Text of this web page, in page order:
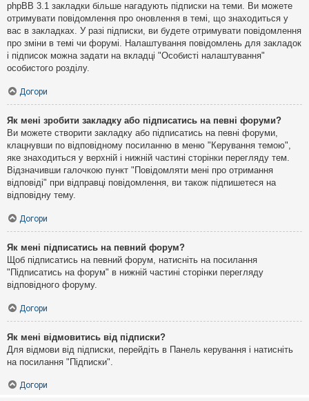
phpBB 3.1 закладки більше нагадують підписки на теми. Ви можете
отримувати повідомлення про оновлення в темі, що знаходиться у
вас в закладках. У разі підписки, ви будете отримувати повідомлення
про зміни в темі чи форумі. Налаштування повідомлень для закладок
і підписок можна задати на вкладці "Особисті налаштування"
особистого розділу.
Догори
Як мені зробити закладку або підписатись на певні форуми?
Ви можете створити закладку або підписатись на певні форуми,
клацнувши по відповідному посиланню в меню "Керування темою",
яке знаходиться у верхній і нижній частині сторінки перегляду тем.
Відзначивши галочкою пункт "Повідомляти мені про отримання
відповіді" при відправці повідомлення, ви також підпишетеся на
відповідну тему.
Догори
Як мені підписатись на певний форум?
Щоб підписатись на певний форум, натисніть на посилання
"Підписатись на форум" в нижній частині сторінки перегляду
відповідного форуму.
Догори
Як мені відмовитись від підписки?
Для відмови від підписки, перейдіть в Панель керування і натисніть
на посилання "Підписки".
Догори